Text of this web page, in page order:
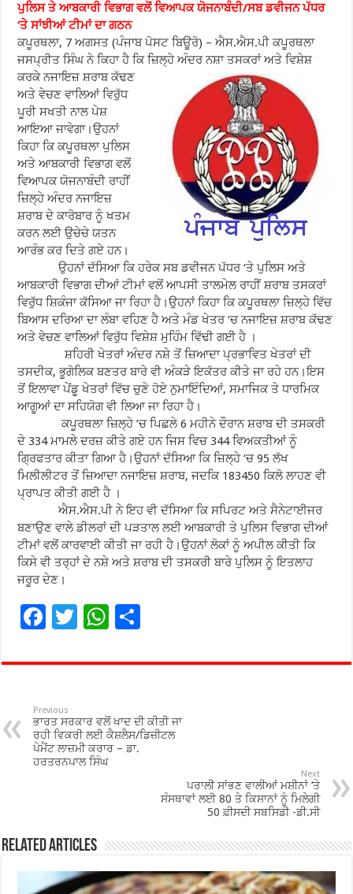
ਪੁਲਿਸ ਤੇ ਆਬਕਾਰੀ ਵਿਭਾਗ ਵਲੋਂ ਵਿਆਪਕ ਯੋਜਨਾਬੰਦੀ/ਸਬ ਡਵੀਜਨ ਪੱਧਰ
‘ਤੇ ਸਾਂਝੀਆਂ ਟੀਮਾਂ ਦਾ ਗਠਨ
ਕਪੂਰਥਲਾ, 7 ਅਗਸਤ (ਪੰਜਾਬ ਪੋਸਟ ਬਿਊਰੋ) – ਐਸ.ਐਸ.ਪੀ ਕਪੂਰਥਲਾ
ਜਸਪ੍ਰੀਤ ਸਿੰਘ ਨੇ ਕਿਹਾ ਹੈ ਕਿ ਜ਼ਿਲ੍ਹੇ ਅੰਦਰ ਨਸ਼ਾ ਤਸਕਰਾਂ ਅਤੇ ਵਿਸ਼ੇਸ਼
ਕਰਕੇਨਜਾਇਜ਼ ਸ਼ਰਾਬ ਕੱਢਣ
ਅਤੇ ਵੇਚਣ ਵਾਲਿਆਂ ਵਿਰੁੱਧ
ਪੂਰੀ ਸਖਤੀ ਨਾਲ ਪੇਸ਼
ਆਇਆ ਜਾਵੇਗਾ।ਉਹਨਾਂ
ਕਿਹਾ ਕਿ ਕਪੂਰਥਲਾ ਪੁਲਿਸ
ਅਤੇ ਆਬਕਾਰੀ ਵਿਭਾਗ ਵਲੋਂ
ਵਿਆਪਕ ਯੋਜਨਾਬੰਦੀ ਰਾਹੀਂ
ਜ਼ਿਲ੍ਹੇ ਅੰਦਰ ਨਜਾਇਜ਼
ਸ਼ਰਾਬ ਦੇ ਕਾਰੋਬਾਰ ਨੂੰ ਖਤਮ
ਕਰਨ ਲਈ ਉਚੇਚੇ ਯਤਨ
ਆਰੰਭ ਕਰ ਦਿਤੇ ਗਏ ਹਨ।
ਉਹਨਾਂ ਦੱਸਿਆ ਕਿ ਹਰੇਕ ਸਬ ਡਵੀਜਨ ਪੱਧਰ ‘ਤੇ ਪੁਲਿਸ ਅਤੇ
ਆਬਕਾਰੀ ਵਿਭਾਗ ਦੀਆਂ ਟੀਮਾਂ ਵਲੋਂ ਆਪਸੀ ਤਾਲਮੇਲ ਰਾਹੀਂ ਸ਼ਰਾਬ ਤਸਕਰਾਂ
ਵਿਰੁੱਧ ਸ਼ਿਕੰਜਾ ਕੱਸਿਆ ਜਾ ਰਿਹਾ ਹੈ।ਉਹਨਾਂ ਕਿਹਾ ਕਿ ਕਪੂਰਥਲਾ ਜ਼ਿਲ੍ਹੇ ਵਿੱਚ
ਬਿਆਸ ਦਰਿਆ ਦਾ ਲੰਬਾ ਵਹਿਣ ਹੈ ਅਤੇ ਮੰਡ ਖੇਤਰ ‘ਚ ਨਜਾਇਜ਼ ਸ਼ਰਾਬ ਕੱਢਣ
ਅਤੇ ਵੇਚਣ ਵਾਲਿਆਂ ਵਿਰੁੱਧ ਵਿਸ਼ੇਸ਼ ਮੁਹਿੰਮ ਵਿੱਢੀ ਗਈ ਹੈ ।
ਸ਼ਹਿਰੀ ਖੇਤਰਾਂ ਅੰਦਰ ਨਸ਼ੇ ਤੋਂ ਜ਼ਿਆਦਾ ਪ੍ਰਭਾਵਿਤ ਖੇਤਰਾਂ ਦੀ
ਤਸਦੀਕ, ਭੂਗੋਲਿਕ ਬਣਤਰ ਬਾਰੇ ਵੀ ਅੰਕੜੇ ਇਕੱਤਰ ਕੀਤੇ ਜਾ ਰਹੇ ਹਨ।ਇਸ
ਤੋਂ ਇਲਾਵਾ ਪੇਂਡੂ ਖੇਤਰਾਂ ਵਿੱਚ ਚੁਣੇ ਹੋਏ ਨੁਮਾਇੰਦਿਆਂ, ਸਮਾਜਿਕ ਤੇ ਧਾਰਮਿਕ
ਆਗੂਆਂ ਦਾ ਸਹਿਯੋਗ ਵੀ ਲਿਆ ਜਾ ਰਿਹਾ ਹੈ।
ਕਪੂਰਥਲਾ ਜ਼ਿਲ੍ਹੇ ‘ਚ ਪਿਛਲੇ 6 ਮਹੀਨੇ ਦੌਰਾਨ ਸ਼ਰਾਬ ਦੀ ਤਸਕਰੀ
ਦੇ 334 ਮਾਮਲੇ ਦਰਜ਼ ਕੀਤੇ ਗਏ ਹਨ ਜਿਸ ਵਿਚ 344 ਵਿਅਕਤੀਆਂ ਨੂੰ
ਗ੍ਰਿਫਤਾਰ ਕੀਤਾ ਗਿਆ ਹੈ।ਉਹਨਾਂ ਦੱਸਿਆ ਕਿ ਜ਼ਿਲ੍ਹੇ ‘ਚ 95 ਲੱਖ
ਮਿਲੀਲੀਟਰ ਤੋਂ ਜ਼ਿਆਦਾ ਨਜਾਇਜ਼ ਸ਼ਰਾਬ, ਜਦਕਿ 183450 ਕਿਲੋ ਲਾਹਣ ਵੀ
ਪ੍ਰਾਪਤ ਕੀਤੀ ਗਈ ਹੈ ।
ਐਸ.ਐਸ.ਪੀ ਨੇ ਇਹ ਵੀ ਦੱਸਿਆ ਕਿ ਸਪਿਰਟ ਅਤੇ ਸੈਨੇਟਾਈਜਰ
ਬਣਾਉਣ ਵਾਲੇ ਡੀਲਰਾਂ ਦੀ ਪੜਤਾਲ ਲਈ ਆਬਕਾਰੀ ਤੇ ਪੁਲਿਸ ਵਿਭਾਗ ਦੀਆਂ
ਟੀਮਾਂ ਵਲੋਂ ਕਾਰਵਾਈ ਕੀਤੀ ਜਾ ਰਹੀ ਹੈ।ਉਹਨਾਂ ਲੋਕਾਂ ਨੂੰ ਅਪੀਲ ਕੀਤੀ ਕਿ
ਕਿਸੇ ਵੀ ਤਰ੍ਹਾਂ ਦੇ ਨਸ਼ੇ ਅਤੇ ਸ਼ਰਾਬ ਦੀ ਤਸਕਰੀ ਬਾਰੇ ਪੁਲਿਸ ਨੂੰ ਇਤਲਾਹ
ਜਰੂਰ ਦੇਣ।
F
e
o
o
k
T
tt
W
at
p
p
ar
Previous
ਭਾਰਤ ਸਰਕਾਰ ਵਲੋਂ ਖਾਦ ਦੀ ਕੀਤੀ ਜਾ
ਰਹੀ ਵਿਕਰੀ ਲਈ ਕੈਸ਼ਲੈਸ/ਡਿਜ਼ੀਟਲ
ਪੇਮੈਂਟ ਲਾਜ਼ਮੀ ਕਰਾਰ – ਡਾ.
ਹਰਤਰਨਪਾਲ ਸਿੰਘ
Next
ਪਰਾਲੀ ਸਾਂਭਣ ਵਾਲੀਆਂ ਮਸ਼ੀਨਾਂ ‘ਤੇ
ਸੰਸਥਾਵਾਂ ਲਈ 80 ਤੇ ਕਿਸਾਨਾਂ ਨੂੰ ਮਿਲੇਗੀ
50 ਫ਼ੀਸਦੀ ਸਬਸਿਡੀ -ਡੀ.ਸੀ
Related Articles